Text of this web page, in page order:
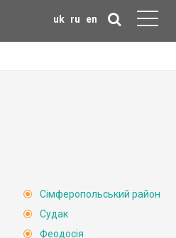
uk ru en
Сімферопольський район
Судак
Феодосія